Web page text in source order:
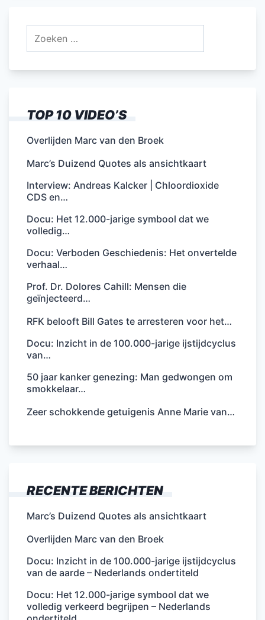
Zoeken
TOP 10 VIDEO’S
Overlijden Marc van den Broek
Marc’s Duizend Quotes als ansichtkaart
Interview: Andreas Kalcker | Chloordioxide
CDS en…
Docu: Het 12.000-jarige symbool dat we
volledig…
Docu: Verboden Geschiedenis: Het onvertelde
verhaal…
Prof. Dr. Dolores Cahill: Mensen die
geïnjecteerd…
RFK belooft Bill Gates te arresteren voor het…
Docu: Inzicht in de 100.000-jarige ijstijdcyclus
van…
50 jaar kanker genezing: Man gedwongen om
smokkelaar…
Zeer schokkende getuigenis Anne Marie van…
RECENTE BERICHTEN
Marc’s Duizend Quotes als ansichtkaart
Overlijden Marc van den Broek
Docu: Inzicht in de 100.000-jarige ijstijdcyclus
van de aarde – Nederlands ondertiteld
Docu: Het 12.000-jarige symbool dat we
volledig verkeerd begrijpen – Nederlands